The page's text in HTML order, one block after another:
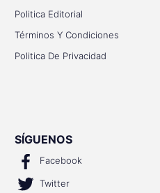
Politica Editorial
Términos Y Condiciones
Politica De Privacidad
SÍGUENOS
Facebook
Twitter